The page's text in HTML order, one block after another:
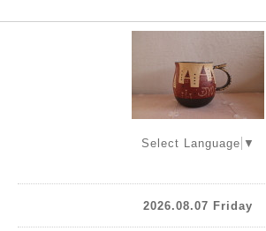
Select Language ▼
2026.08.07 Friday